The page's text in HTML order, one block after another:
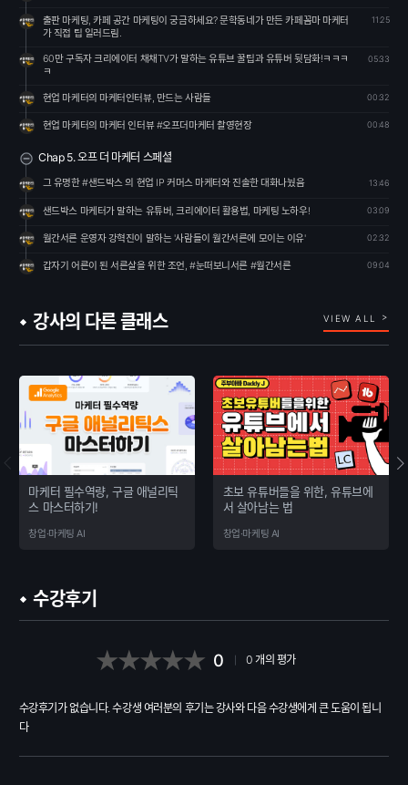
출판 마케팅, 카페 공간 마케팅이 궁금하세요? 문학동네가 만든 카페꼼마 마케터
가 직접 팁 일러드림.
11:25
60만 구독자 크리에이터 채채TV가 말하는 유튜브 꿀팁과 유튜버 뒷담화!ㅋㅋㅋ
ㅋ
05:33
현업 마케터의 마케터인터뷰, 만드는 사람들 00:32
현업 마케터의 마케터 인터뷰 #오프더마케터 촬영현장 00:48
Chap 5. 오프 더 마케터 스페셜
그 유명한 #샌드박스 의 현업 IP 커머스 마케터와 진솔한 대화나눴음 13:46
샌드박스 마케터가 말하는 유튜버, 크리에이터 활용법, 마케팅 노하우! 03:09
월간서른 운영자 강혁진이 말하는 '사람들이 월간서른에 모이는 이유' 02:32
갑자기 어른이 된 서른살을 위한 조언, #눈떠보니서른 #월간서른 09:04
강사의 다른 클래스 VIEW ALL
마케터 필수역량, 구글 애널리틱
스 마스터하기!
창업·마케팅 AI
초보 유튜버들을 위한, 유튜브에
서 살아남는 법
창업·마케팅 AI
수강후기
0 0 개의 평가
수강후기가 없습니다. 수강생 여러분의 후기는 강사와 다음 수강생에게 큰 도움이 됩니
다